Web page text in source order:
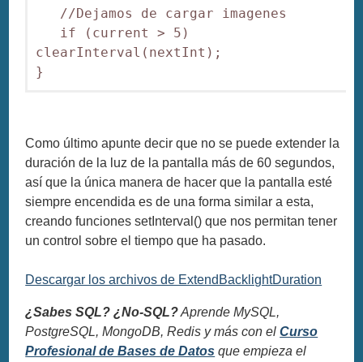
//Dejamos de cargar imagenes
if (current > 5)
clearInterval(nextInt);
}
Como último apunte decir que no se puede extender la
duración de la luz de la pantalla más de 60 segundos,
así que la única manera de hacer que la pantalla esté
siempre encendida es de una forma similar a esta,
creando funciones setInterval() que nos permitan tener
un control sobre el tiempo que ha pasado.
Descargar los archivos de ExtendBacklightDuration
¿Sabes SQL? ¿No-SQL?Aprende MySQL,
PostgreSQL, MongoDB, Redis y más con elCurso
Profesional de Bases de Datos que empieza el